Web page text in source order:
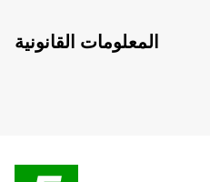
المعلومات القانونية